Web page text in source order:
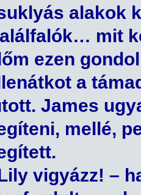
alakok
mit
ezen
a
James
mellé,
vigyázz! –